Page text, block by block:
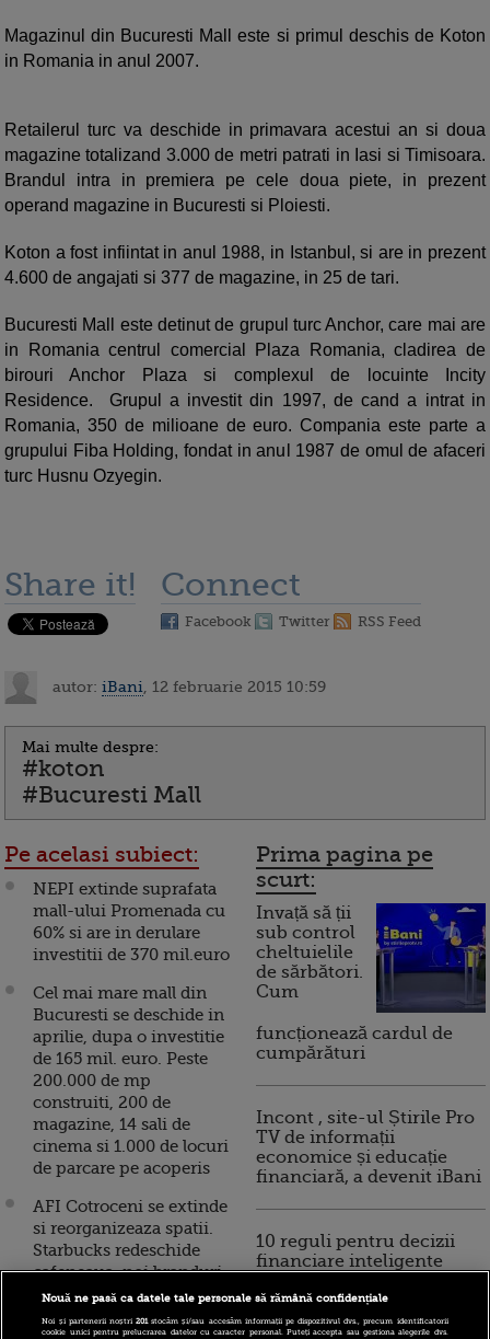
Magazinul din Bucuresti Mall este si primul deschis de Koton
in Romania in anul 2007.
Retailerul turc va deschide in primavara acestui an si doua
magazine totalizand 3.000 de metri patrati in Iasi si Timisoara.
Brandul intra in premiera pe cele doua piete, in prezent
operand magazine in Bucuresti si Ploiesti.
Koton a fost infiintat in anul 1988, in Istanbul, si are in prezent
4.600 de angajati si 377 de magazine, in 25 de tari.
Bucuresti Mall este detinut de grupul turc Anchor, care mai are
in Romania centrul comercial Plaza Romania, cladirea de
birouri Anchor Plaza si complexul de locuinte Incity
Residence. Grupul a investit din 1997, de cand a intrat in
Romania, 350 de milioane de euro. Compania este parte a
grupului Fiba Holding, fondat in anul 1987 de omul de afaceri
turc Husnu Ozyegin.
Share it! Connect
Facebook Twitter RSS Feed
autor: iBani , 12 februarie 2015 10:59
Mai multe despre:
#koton
#Bucuresti Mall
Pe acelasi subiect:
NEPI extinde suprafata
mall-ului Promenada cu
60% si are in derulare
investitii de 370 mil.euro
Cel mai mare mall din
Bucuresti se deschide in
aprilie, dupa o investitie
de 165 mil. euro. Peste
200.000 de mp
construiti, 200 de
magazine, 14 sali de
cinema si 1.000 de locuri
de parcare pe acoperis
AFI Cotroceni se extinde
si reorganizeaza spatii.
Starbucks redeschide
cafeneaua, noi branduri
intra in mall
Zara, H&M si Koton vor
Prima pagina pe
scurt:
Invață să ții
sub control
cheltuielile
de sărbători.
Cum
funcționează cardul de
cumpărături
Incont , site-ul Știrile Pro
TV de informații
economice și educație
financiară, a devenit iBani
10 reguli pentru decizii
financiare inteligente
Nouă ne pasă ca datele tale personale să rămână confidențiale
Noi și partenerii noștri201stocăm și/sau accesăm informații pe dispozitivul dvs., precum identificatorii
cookie unici pentru prelucrarea datelor cu caracter personal. Puteți accepta sau gestiona alegerile dvs.